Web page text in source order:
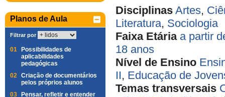
Planos de Aula
Filtrar por
01
Possibilidades de
aplicabilidades
pedagógicas
02 Criação de documentários
pelos próprios alunos
03
Pensar, refletir e entender
Disciplinas Artes,
Literatura, Sociologia
Faixa Etária a partir
18 anos
Nível de Ensino
II, Educação de
Temas transversais